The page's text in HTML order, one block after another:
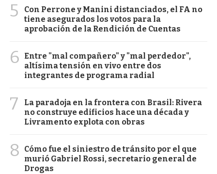
5
Con Perrone y Manini distanciados, el FA no
tiene asegurados los votos para la
aprobación de la Rendición de Cuentas
6
Entre "mal compañero" y "mal perdedor",
altísima tensión en vivo entre dos
integrantes de programa radial
7
La paradoja en la frontera con Brasil: Rivera
no construye edificios hace una década y
Livramento explota con obras
8
Cómo fue el siniestro de tránsito por el que
murió Gabriel Rossi, secretario general de
Drogas